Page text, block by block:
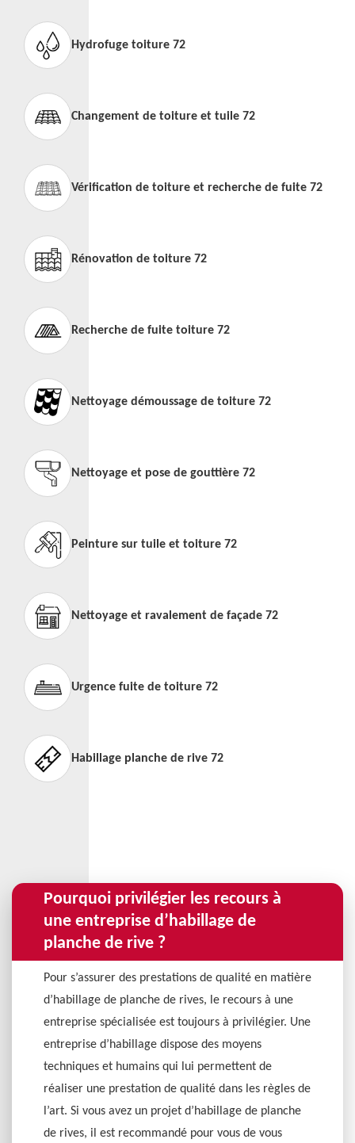
Hydrofuge toiture 72
Changement de toiture et tuile 72
Vérification de toiture et recherche de fuite 72
Rénovation de toiture 72
Recherche de fuite toiture 72
Nettoyage démoussage de toiture 72
Nettoyage et pose de gouttière 72
Peinture sur tuile et toiture 72
Nettoyage et ravalement de façade 72
Urgence fuite de toiture 72
Habillage planche de rive 72
Pourquoi privilégier les recours à
une entreprise d’habillage de
planche de rive ?
Pour s’assurer des prestations de qualité en matière
d’habillage de planche de rives, le recours à une
entreprise spécialisée est toujours à privilégier. Une
entreprise d’habillage dispose des moyens
techniques et humains qui lui permettent de
réaliser une prestation de qualité dans les règles de
l’art. Si vous avez un projet d’habillage de planche
de rives, il est recommandé pour vous de vous